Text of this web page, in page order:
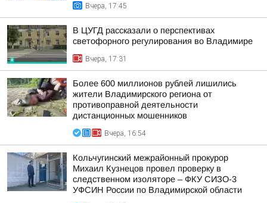
Вчера, 17:45
В ЦУГД рассказали о перспективах
светофорного регулирования во Владимире
Вчера, 17:31
Более 600 миллионов рублей лишились
жители Владимирского региона от
противоправной деятельности
дистанционных мошенников
Вчера, 16:54
Кольчугинский межрайонный прокурор
Михаил Кузнецов провел проверку в
следственном изоляторе – ФКУ СИЗО-3
УФСИН России по Владимирской области